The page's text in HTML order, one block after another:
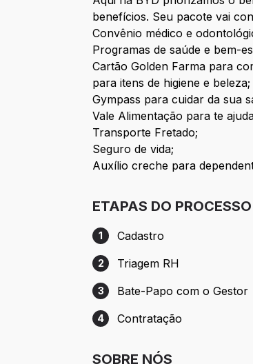
benefícios. Seu pacote vai
Convênio médico e
Programas de saúde e bem-
Cartão Golden Farma para
para itens de higiene e beleza;
Gympass para cuidar da sua
Vale Alimentação para te
Transporte Fretado;
Seguro de vida;
Auxílio creche para
ETAPAS DO PROCESSO
Etapa 1: Cadastro
1 Cadastro
Etapa 2: Triagem RH
2 Triagem RH
Etapa 3: Bate-Papo com o
3 Bate-Papo com o Gestor
Etapa 4: Contratação
4 Contratação
SOBRE NÓS